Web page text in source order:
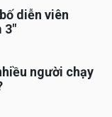
diễn viên
3″
người chạy